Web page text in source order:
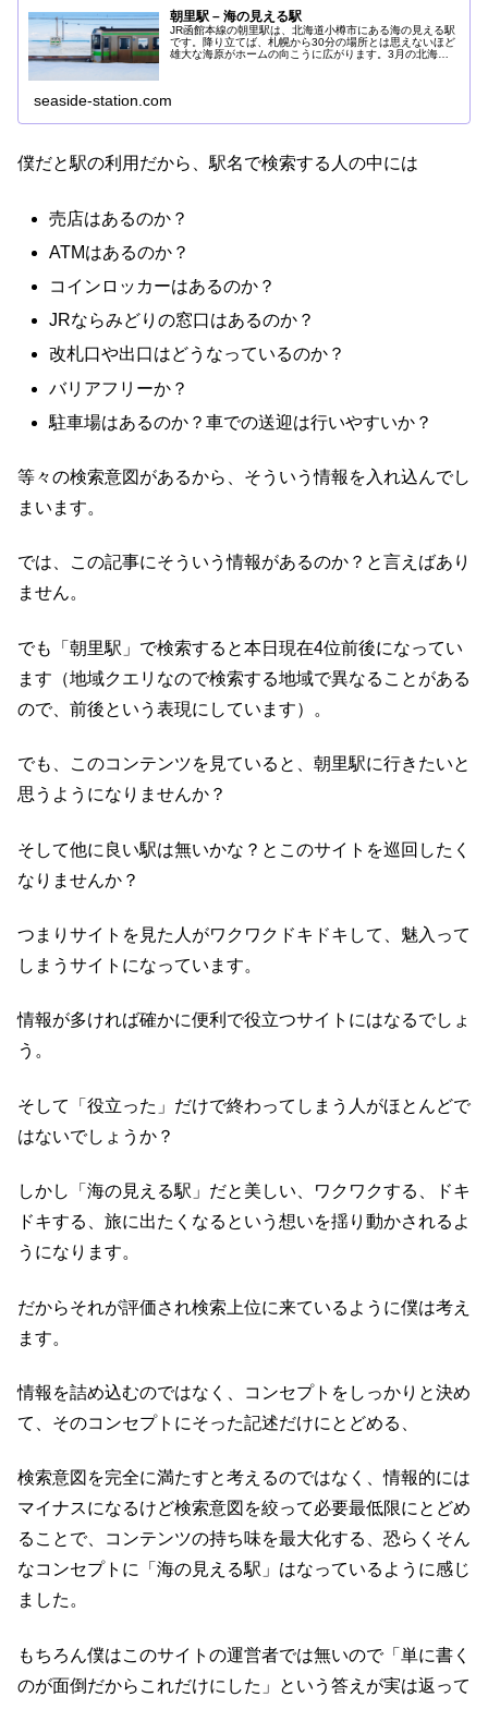
朝里駅 – 海の見える駅
JR函館本線の朝里駅は、北海道小樽市にある海の見える駅
です。降り立てば、札幌から30分の場所とは思えないほど
雄大な海原がホームの向こうに広がります。3月の北海
seaside-station.com
僕だと駅の利用だから、駅名で検索する人の中には
売店はあるのか？
ATMはあるのか？
コインロッカーはあるのか？
JRならみどりの窓口はあるのか？
改札口や出口はどうなっているのか？
バリアフリーか？
駐車場はあるのか？車での送迎は行いやすいか？
等々の検索意図があるから、そういう情報を入れ込んでし
まいます。
では、この記事にそういう情報があるのか？と言えばあり
ません。
でも「朝里駅」で検索すると本日現在4位前後になってい
ます（地域クエリなので検索する地域で異なることがある
ので、前後という表現にしています）。
でも、このコンテンツを見ていると、朝里駅に行きたいと
思うようになりませんか？
そして他に良い駅は無いかな？とこのサイトを巡回したく
なりませんか？
つまりサイトを見た人がワクワクドキドキして、魅入って
しまうサイトになっています。
情報が多ければ確かに便利で役立つサイトにはなるでしょ
う。
そして「役立った」だけで終わってしまう人がほとんどで
はないでしょうか？
しかし「海の見える駅」だと美しい、ワクワクする、ドキ
ドキする、旅に出たくなるという想いを揺り動かされるよ
うになります。
だからそれが評価され検索上位に来ているように僕は考え
ます。
情報を詰め込むのではなく、コンセプトをしっかりと決め
て、そのコンセプトにそった記述だけにとどめる、
検索意図を完全に満たすと考えるのではなく、情報的には
マイナスになるけど検索意図を絞って必要最低限にとどめ
ることで、コンテンツの持ち味を最大化する、恐らくそん
なコンセプトに「海の見える駅」はなっているように感じ
ました。
もちろん僕はこのサイトの運営者では無いので「単に書く
のが面倒だからこれだけにした」という答えが実は返って